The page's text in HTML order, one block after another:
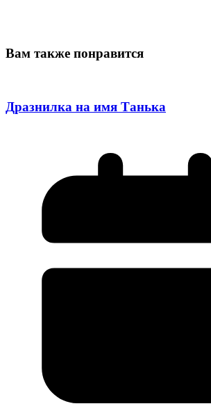
Вам также понравится
Дразнилка на имя Танька